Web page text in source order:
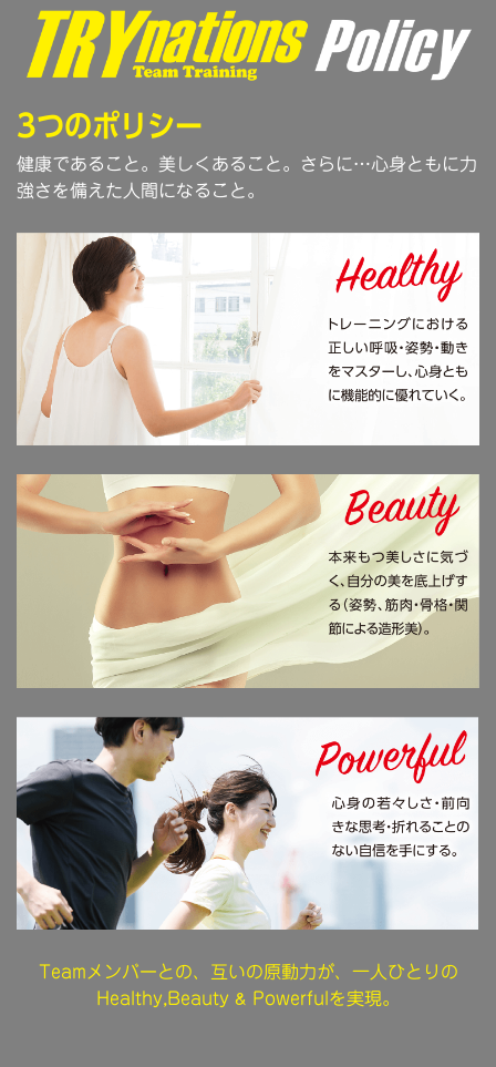
3つのポリシー
健康であること。美しくあること。さらに…心身ともに力
強さを備えた人間になること。
Teamメンバーとの、互いの原動力が、一人ひとりの
Healthy,Beauty & Powerfulを実現。